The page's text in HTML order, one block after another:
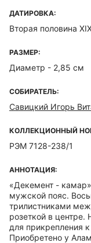
ДАТИРОВКА:
Вторая половина
РАЗМЕР:
Диаметр - 2,85 см
СОБИРАТЕЛЬ:
Савицкий Игорь
КОЛЛЕКЦИОННЫЙ
РЭМ 7128-238/1
АННОТАЦИЯ:
«Декемент -
мужской пояс.
трилистниками
розеткой в центре.
для прикрепления
Приобретено у